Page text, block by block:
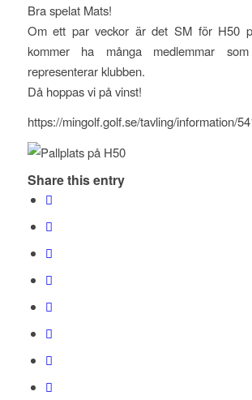
Bra spelat Mats!
Om ett par veckor är det SM för H50
kommer ha många medlemmar
representerar klubben.
Då hoppas vi på vinst!
https://mingolf.golf.se/tavling/information/
Share this entry